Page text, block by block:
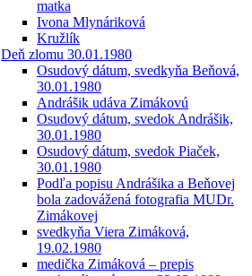
matka
Ivona Mlynáriková
Kružlík
Deň zlomu 30.01.1980
Osudový dátum, svedkyňa Beňová,
30.01.1980
Andrášik udáva Zimákovú
Osudový dátum, svedok Andrášik,
30.01.1980
Osudový dátum, svedok Piaček,
30.01.1980
Podľa popisu Andrášika a Beňovej
bola zadovážená fotografia MUDr.
Zimákovej
svedkyňa Viera Zimáková,
19.02.1980
medička Zimáková – prepis